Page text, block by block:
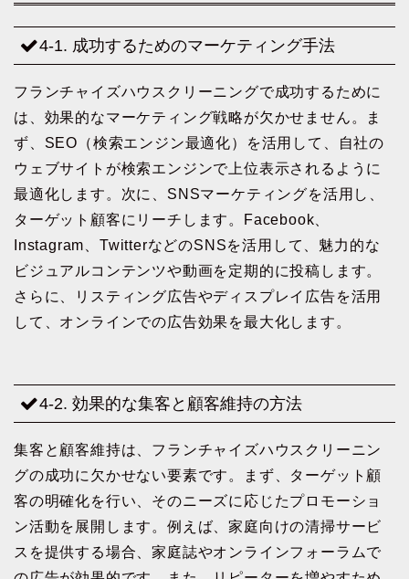
4-1. 成功するためのマーケティング手法
フランチャイズハウスクリーニングで成功するために
は、効果的なマーケティング戦略が欠かせません。ま
ず、SEO（検索エンジン最適化）を活用して、自社の
ウェブサイトが検索エンジンで上位表示されるように
最適化します。次に、SNSマーケティングを活用し、
ターゲット顧客にリーチします。Facebook、
Instagram、TwitterなどのSNSを活用して、魅力的な
ビジュアルコンテンツや動画を定期的に投稿します。
さらに、リスティング広告やディスプレイ広告を活用
して、オンラインでの広告効果を最大化します。
4-2. 効果的な集客と顧客維持の方法
集客と顧客維持は、フランチャイズハウスクリーニン
グの成功に欠かせない要素です。まず、ターゲット顧
客の明確化を行い、そのニーズに応じたプロモーショ
ン活動を展開します。例えば、家庭向けの清掃サービ
スを提供する場合、家庭誌やオンラインフォーラムで